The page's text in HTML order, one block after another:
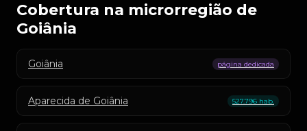
Cobertura na microrregião de
Goiânia
Goiânia página dedicada
Aparecida de Goiânia 527.796 hab.